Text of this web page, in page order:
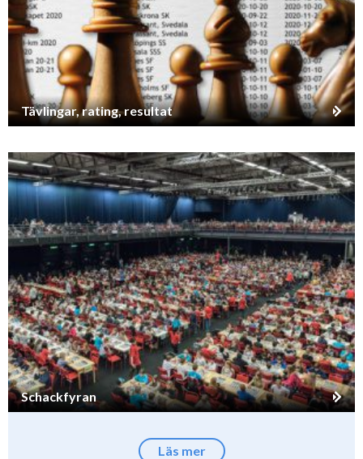
Tävlingar, rating, resultat
Schackfyran
Läs mer